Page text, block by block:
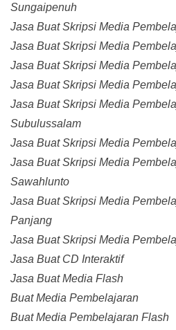
Sungaipenuh
Jasa Buat Skripsi Media
Jasa Buat Skripsi Media
Jasa Buat Skripsi Media
Jasa Buat Skripsi Media
Jasa Buat Skripsi Media
Subulussalam
Jasa Buat Skripsi Media
Jasa Buat Skripsi Media
Sawahlunto
Jasa Buat Skripsi Media
Panjang
Jasa Buat Skripsi Media
Jasa Buat CD Interaktif
Jasa Buat Media Flash
Buat Media Pembelajaran
Buat Media Pembelajaran Flash